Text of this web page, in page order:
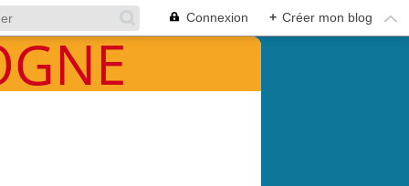
Connexion + Créer mon blog